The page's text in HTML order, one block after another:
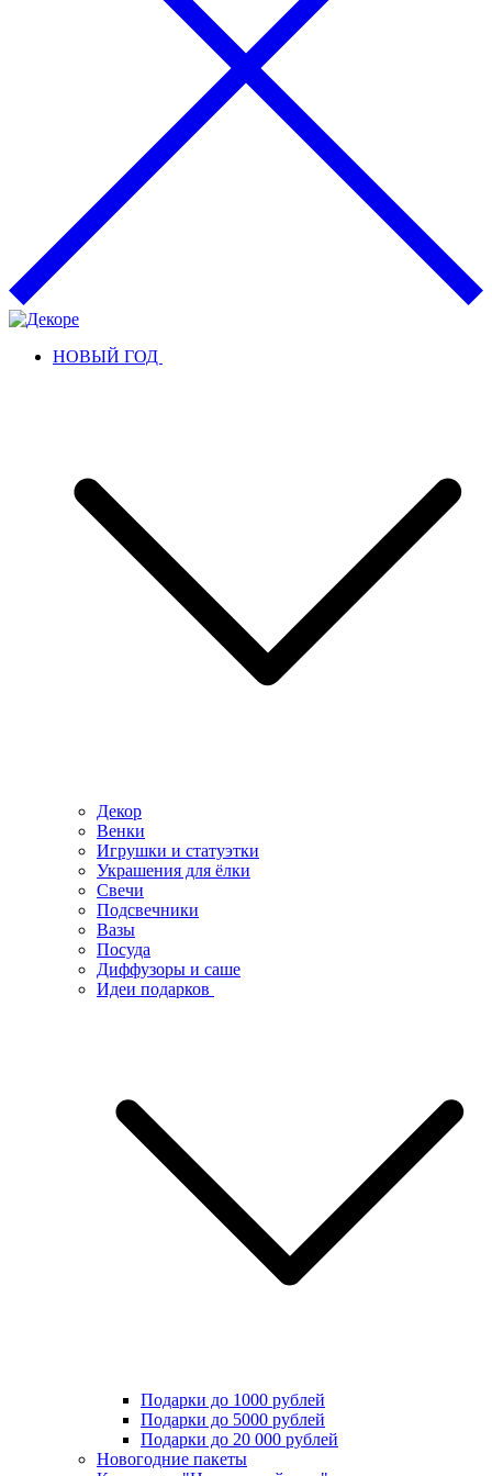
НОВЫЙ ГОД
Декор
Венки
Игрушки и статуэтки
Украшения для ёлки
Свечи
Подсвечники
Вазы
Посуда
Диффузоры и саше
Идеи подарков
Подарки до 1000 рублей
Подарки до 5000 рублей
Подарки до 20 000 рублей
Новогодние пакеты